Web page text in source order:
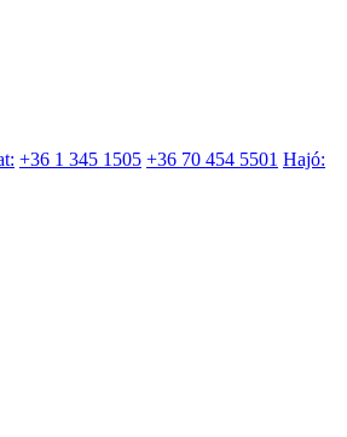
+36 1 345 1505 +36 70 454 5501 Hajó: